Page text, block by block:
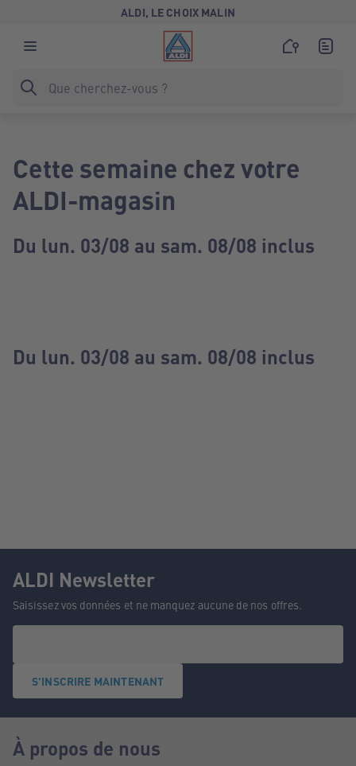
ALDI, LE CHOIX MALIN
Cette semaine chez votre
ALDI-magasin
Du lun. 03/08 au sam. 08/08 inclus
Du lun. 03/08 au sam. 08/08 inclus
ALDI Newsletter
Saisissez vos données et ne manquez aucune de nos offres.
S'INSCRIRE MAINTENANT
À propos de nous